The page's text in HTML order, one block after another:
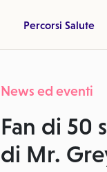
Percorsi Salute
News ed eventi
Fan di 50
di Mr.